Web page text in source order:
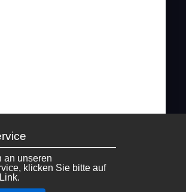
an unseren
klicken Sie bitte auf